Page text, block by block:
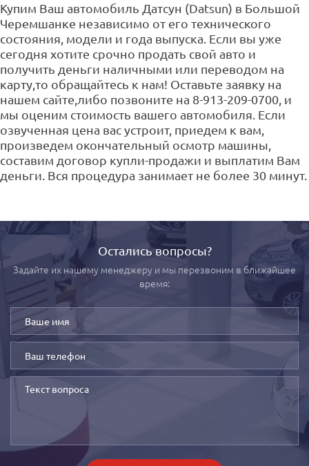
Купим Ваш автомобиль Датсун (Datsun) в Большой
Черемшанке независимо от его технического
состояния, модели и года выпуска. Если вы уже
сегодня хотите срочно продать свой авто и
получить деньги наличными или переводом на
карту,то обращайтесь к нам! Оставьте заявку на
нашем сайте,либо позвоните на 8-913-209-0700, и
мы оценим стоимость вашего автомобиля. Если
озвученная цена вас устроит, приедем к вам,
произведем окончательный осмотр машины,
составим договор купли-продажи и выплатим Вам
деньги. Вся процедура занимает не более 30 минут.
Остались вопросы?
Задайте их нашему менеджеру и мы перезвоним в ближайшее
время: